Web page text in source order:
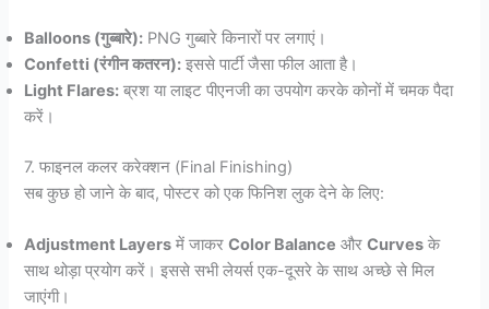
Balloons (गुब्बारे): PNG गुब्बारे किनारों पर लगाएं।
Confetti (रंगीन कतरन): इससे पार्टी जैसा फील आता है।
Light Flares: ब्रश या लाइट पीएनजी का उपयोग करके कोनों में चमक पैदा
करें।
7. फाइनल कलर करेक्शन (Final Finishing)
सब कुछ हो जाने के बाद, पोस्टर को एक फिनिश लुक देने के लिए:
Adjustment Layers में जाकरColor Balance औरCurves के
साथ थोड़ा प्रयोग करें। इससे सभी लेयर्स एक-दूसरे के साथ अच्छे से मिल
जाएंगी।